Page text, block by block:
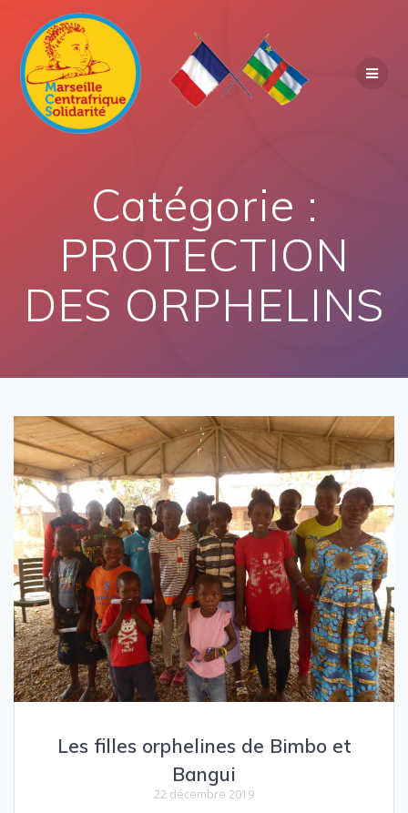
Catégorie :
PROTECTION
DES ORPHELINS
Les filles orphelines de Bimbo et
Bangui
22 décembre 2019